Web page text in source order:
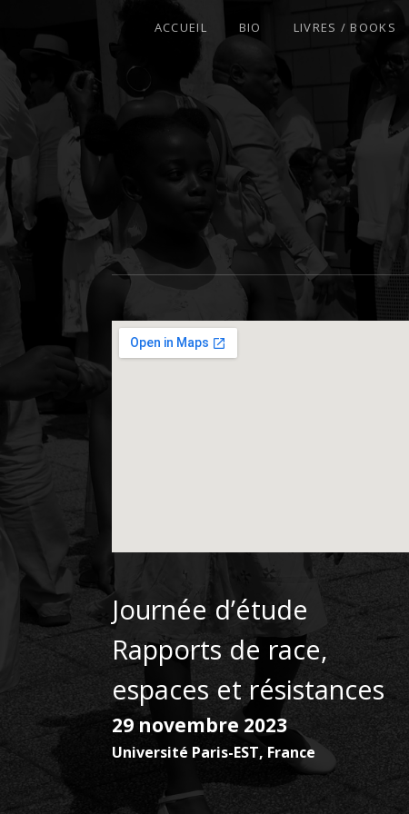
AFROFEMINIST · THINKER · SCHOLAR
ACCUEIL BIO LIVRES / BOOKS
Journée d’étude
Rapports de race,
espaces et résistances
29 novembre 2023
Université Paris-EST, France